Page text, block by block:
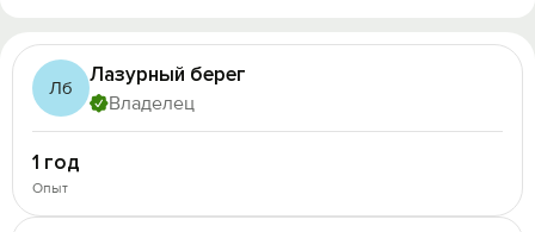
Лб
Лазурный берег
Владелец
1 год
Опыт